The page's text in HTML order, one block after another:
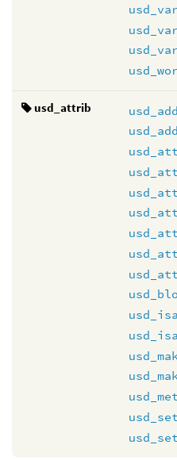
usd_attrib